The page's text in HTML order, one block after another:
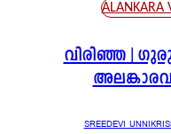
ALANKARA
വിരിഞ്ഞ |
SREEDEVI